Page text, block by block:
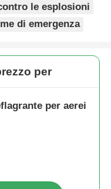
le esplosioni
di emergenza
per
per aerei